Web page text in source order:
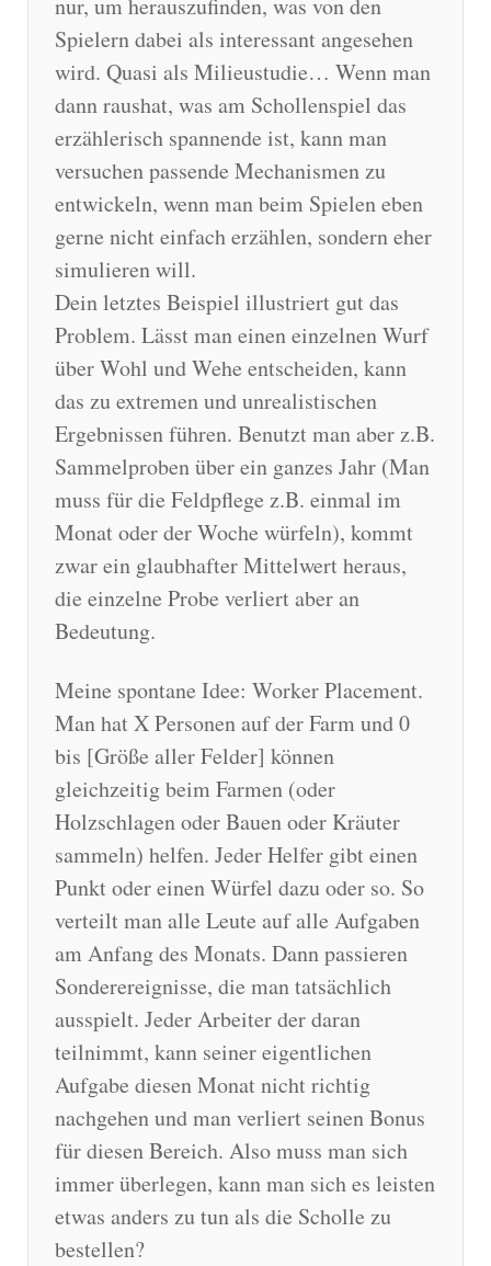
nur, um herauszufinden, was von den
Spielern dabei als interessant angesehen
wird. Quasi als Milieustudie… Wenn man
dann raushat, was am Schollenspiel das
erzählerisch spannende ist, kann man
versuchen passende Mechanismen zu
entwickeln, wenn man beim Spielen eben
gerne nicht einfach erzählen, sondern eher
simulieren will.
Dein letztes Beispiel illustriert gut das
Problem. Lässt man einen einzelnen Wurf
über Wohl und Wehe entscheiden, kann
das zu extremen und unrealistischen
Ergebnissen führen. Benutzt man aber z.B.
Sammelproben über ein ganzes Jahr (Man
muss für die Feldpflege z.B. einmal im
Monat oder der Woche würfeln), kommt
zwar ein glaubhafter Mittelwert heraus,
die einzelne Probe verliert aber an
Bedeutung.
Meine spontane Idee: Worker Placement.
Man hat X Personen auf der Farm und 0
bis [Größe aller Felder] können
gleichzeitig beim Farmen (oder
Holzschlagen oder Bauen oder Kräuter
sammeln) helfen. Jeder Helfer gibt einen
Punkt oder einen Würfel dazu oder so. So
verteilt man alle Leute auf alle Aufgaben
am Anfang des Monats. Dann passieren
Sonderereignisse, die man tatsächlich
ausspielt. Jeder Arbeiter der daran
teilnimmt, kann seiner eigentlichen
Aufgabe diesen Monat nicht richtig
nachgehen und man verliert seinen Bonus
für diesen Bereich. Also muss man sich
immer überlegen, kann man sich es leisten
etwas anders zu tun als die Scholle zu
bestellen?